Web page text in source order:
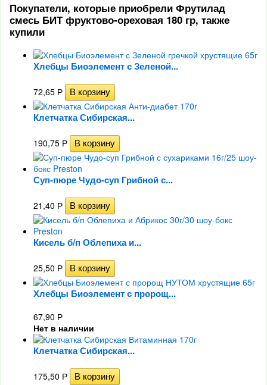
Покупатели, которые приобрели Фрутилад
смесь БИТ фруктово-ореховая 180 гр, также
купили
Хлебцы Биоэлемент с Зеленой...
72,65 Р
Клетчатка Сибирская...
190,75 Р
Суп-пюре Чудо-суп Грибной с...
21,40 Р
Кисель б/п Облепиха и...
25,50 Р
Хлебцы Биоэлемент с пророщ...
67,90 Р
Нет в наличии
Клетчатка Сибирская...
175,50 Р